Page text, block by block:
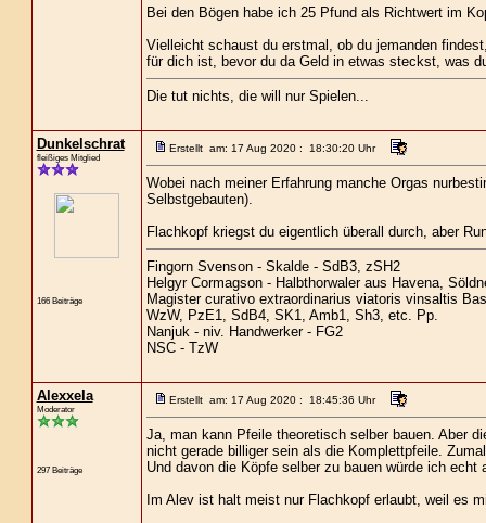
Bei den Bögen habe ich 25 Pfund als Richtwert im
Vielleicht schaust du erstmal, ob du jemanden
für dich ist, bevor du da Geld in etwas steckst, was
Die tut nichts, die will nur Spielen...
Dunkelschrat
fleißiges Mitglied
166 Beiträge
Erstellt am: 17 Aug 2020 : 18:30:20 Uhr
Wobei nach meiner Erfahrung manche Orgas
Selbstgebauten).
Flachkopf kriegst du eigentlich überall durch, aber
Fingorn Svenson - Skalde - SdB3, zSH2
Helgyr Cormagson - Halbthorwaler aus Havena,
Magister curativo extraordinarius viatoris vinsaltis
WzW, PzE1, SdB4, SK1, Amb1, Sh3, etc. Pp.
Nanjuk - niv. Handwerker - FG2
NSC - TzW
Alexxela
Moderator
297 Beiträge
Erstellt am: 17 Aug 2020 : 18:45:36 Uhr
Ja, man kann Pfeile theoretisch selber bauen. Aber
nicht gerade billiger sein als die Komplettpfeile.
Und davon die Köpfe selber zu bauen würde ich
Im Alev ist halt meist nur Flachkopf erlaubt, weil es